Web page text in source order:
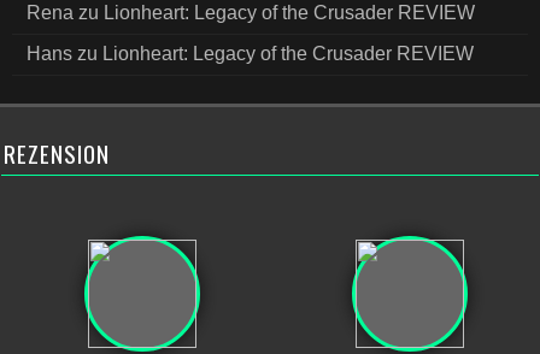
Rena zu Lionheart: Legacy of the Crusader REVIEW
Hans zu Lionheart: Legacy of the Crusader REVIEW
REZENSION